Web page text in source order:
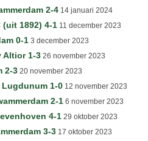
2-4 14 januari 2024
(uit 1892) 4-1 11 december 2023
0-1 3 december 2023
Altior 1-3 26 november 2023
2-3 20 november 2023
Lugdunum 1-0 12 november 2023
2-1 6 november 2023
4-1 29 oktober 2023
3-3 17 oktober 2023